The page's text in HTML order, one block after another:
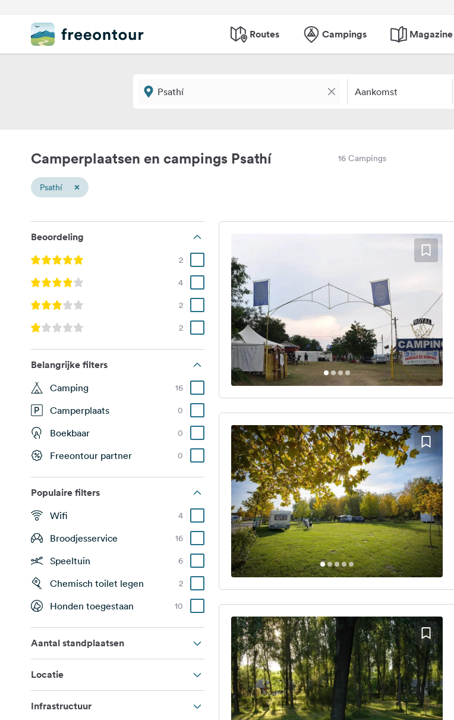
Routes Campings Magazine
Aankomst
Camperplaatsen en campings Psathí 16 Campings
Psathí ×
Beoordeling
2
4
2
2
Belangrijke filters
Camping 16
Camperplaats 0
Boekbaar 0
Freeontour partner 0
Populaire filters
Wifi 4
Broodjesservice 16
Speeltuin 6
Chemisch toilet legen 2
Honden toegestaan 10
Aantal standplaatsen
Locatie
Infrastructuur